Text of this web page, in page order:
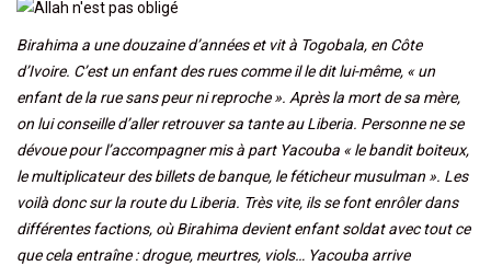
Birahima a une douzaine d’années et vit à Togobala, en Côte
d’Ivoire. C’est un enfant des rues comme il le dit lui-même, « un
enfant de la rue sans peur ni reproche ». Après la mort de sa mère,
on lui conseille d’aller retrouver sa tante au Liberia. Personne ne se
dévoue pour l’accompagner mis à part Yacouba « le bandit boiteux,
le multiplicateur des billets de banque, le féticheur musulman ». Les
voilà donc sur la route du Liberia. Très vite, ils se font enrôler dans
différentes factions, où Birahima devient enfant soldat avec tout ce
que cela entraîne : drogue, meurtres, viols… Yacouba arrive